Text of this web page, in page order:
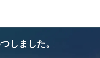
しました。